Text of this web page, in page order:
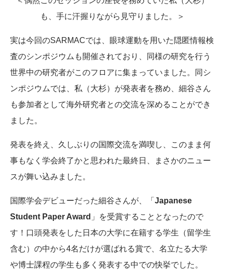
も、手に汗握りながら見守りました。＞
実は今回のSARMACでは、眼球運動を用いた隠匿情報検
査のシンポジウムも開催されており、同様の研究を行う
世界中の研究者がこのフロアに集まっていました。同シ
ンポジウムでは、私（大杉）が発表者を務め、細谷さん
も参加者として海外研究者との交流を深めることができ
ました。
発表を終え、久しぶりの国際交流を満喫し、このまま何
事もなく学会終了かと思われた最終日、まさかのニュー
スが舞い込みました。
国際学会デビューだった細谷さんが、「 Japanese
Student Paper Award 」を受賞することとなったので
す！口頭発表をした日本の大学に在籍する学生（留学生
含む）の中から4名だけが選ばれる賞で、名立たる大学
や博士課程の学生も多く発表する中での快挙でした。